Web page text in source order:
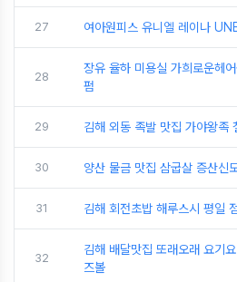
27 여아원피스 유니엘 레이나
28
장유 율하 미용실 가희로운헤
펌
29 김해 외동 족발 맛집 가야왕족
30 양산 물금 맛집 삼굽살 증산신
31 김해 회전초밥 해루스시 평일
32
김해 배달맛집 또래오래 요기
즈볼